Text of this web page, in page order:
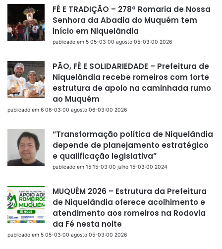
FÉ E TRADIÇÃO – 278ª Romaria de Nossa
Senhora da Abadia do Muquém tem
início em Niquelândia
publicado em 5 05-03:00 agosto 05-03:00 2026
PÃO, FÉ E SOLIDARIEDADE – Prefeitura de
Niquelândia recebe romeiros com forte
estrutura de apoio na caminhada rumo
ao Muquém
publicado em 6 06-03:00 agosto 06-03:00 2026
“Transformação política de Niquelândia
depende de planejamento estratégico
e qualificação legislativa”
publicado em 15 15-03:00 julho 15-03:00 2024
MUQUÉM 2026 – Estrutura da Prefeitura
de Niquelândia oferece acolhimento e
atendimento aos romeiros na Rodovia
da Fé nesta noite
publicado em 5 05-03:00 agosto 05-03:00 2026